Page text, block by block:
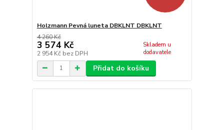
Holzmann Pevná luneta DBKLNT DBKLNT
4 260 Kč
3 574 Kč
2 954 Kč bez DPH
Skladem u
dodavatele
Přidat do košíku